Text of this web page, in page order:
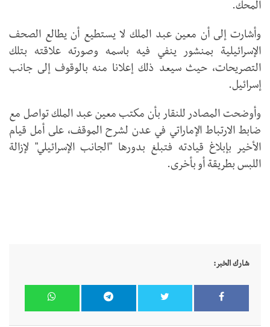
المحك.
وأشارت إلى أن معين عبد الملك لا يستطيع أن يطالع الصحف
الإسرائيلية بمنشور ينفي فيه باسمه وصورته علاقته بتلك
التصريحات، حيث سيعد ذلك إعلانا منه بالوقوف إلى جانب
إسرائيل.
وأوضحت المصادر للنقار بأن مكتب معين عبد الملك تواصل مع
ضابط الارتباط الإماراتي في عدن لشرح الموقف، على أمل قيام
الأخير بإبلاغ قيادته فتبلغ بدورها "الجانب الإسرائيلي" لإزالة
اللبس بطريقة أو بأخرى.
شارك الخبر: